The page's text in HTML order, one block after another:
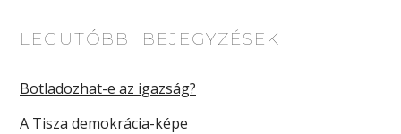
LEGUTÓBBI BEJEGYZÉSEK
Botladozhat-e az igazság?
A Tisza demokrácia-képe